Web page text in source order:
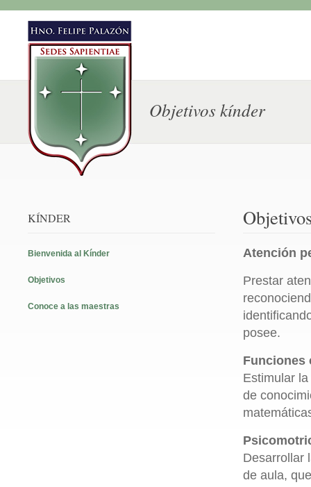
Objetivos kínder
Atención
Prestar
posee.
Funciones
Estimular
de
Desarrollar
de aula,
KÍNDER
Bienvenida al Kínder
Objetivos
Conoce a las maestras